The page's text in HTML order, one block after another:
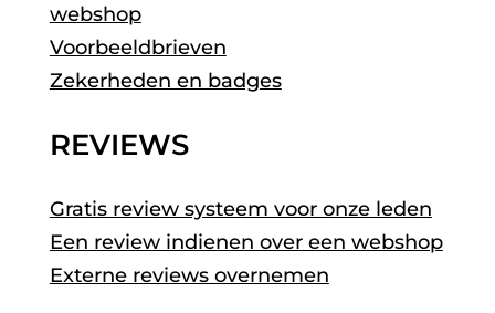
webshop
Voorbeeldbrieven
Zekerheden en badges
REVIEWS
Gratis review systeem voor onze leden
Een review indienen over een webshop
Externe reviews overnemen